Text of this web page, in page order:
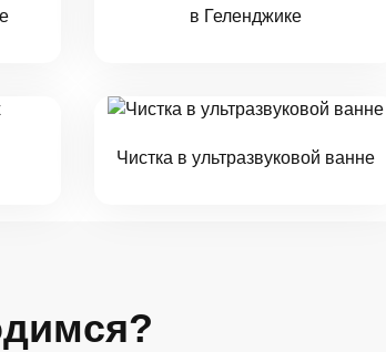
в Геленджике
Чистка в ультразвуковой ванне